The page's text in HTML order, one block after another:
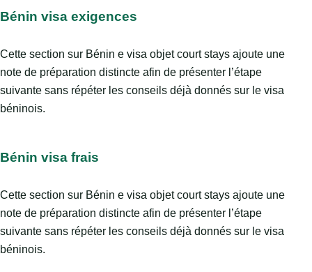
Bénin visa exigences
Cette section sur Bénin e visa objet court stays ajoute une
note de préparation distincte afin de présenter l’étape
suivante sans répéter les conseils déjà donnés sur le visa
béninois.
Bénin visa frais
Cette section sur Bénin e visa objet court stays ajoute une
note de préparation distincte afin de présenter l’étape
suivante sans répéter les conseils déjà donnés sur le visa
béninois.